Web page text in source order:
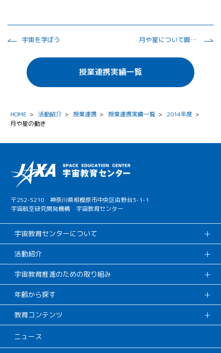
宇宙を学ぼう 月や星について興味をもち、観察ができるようにする。
授業連携実績一覧
HOME > 活動紹介 > 授業連携 > 授業連携実績一覧 > 2014年度 >
月や星の動き
〒252-5210 神奈川県相模原市中央区由野台3-1-1
宇宙航空研究開発機構 宇宙教育センター
宇宙教育センターについて
活動紹介
宇宙教育推進のための取り組み
年齢から探す
教育コンテンツ
ニュース